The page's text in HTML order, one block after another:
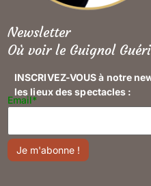
Newsletter
Où voir le Guignol
INSCRIVEZ-VOUS à notre
les lieux des spectacles :
Email*